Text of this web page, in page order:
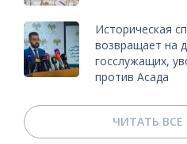
Историческая
возвращает на
госслужащих,
против Асада
ЧИТАТЬ